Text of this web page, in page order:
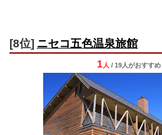
[8位] ニセコ五色温泉旅館
1 人 / 19人がおすすめ